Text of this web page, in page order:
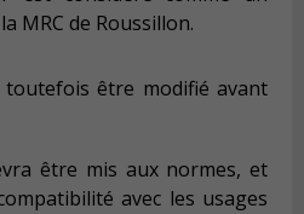
MRC de Roussillon.
être modifié avant
être mis aux normes, et
avec les usages